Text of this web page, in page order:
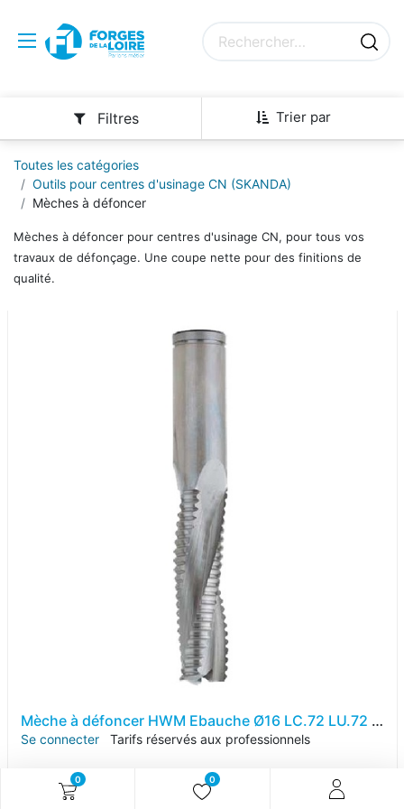
0 0
Trier par
Filtres
Toutes les catégories
Outils pour centres d'usinage CN (SKANDA)
Mèches à défoncer
Mèches à défoncer pour centres d'usinage CN, pour tous vos
travaux de défonçage. Une coupe nette pour des finitions de
qualité.
Mèche à défoncer HWM Ebauche Ø16 LC.72 LU.72 LT.120 Q16 Z3 Hél. Positive Rot.Droite
Se connecter Tarifs réservés aux professionnels
Référence article : KM204.2316L4H